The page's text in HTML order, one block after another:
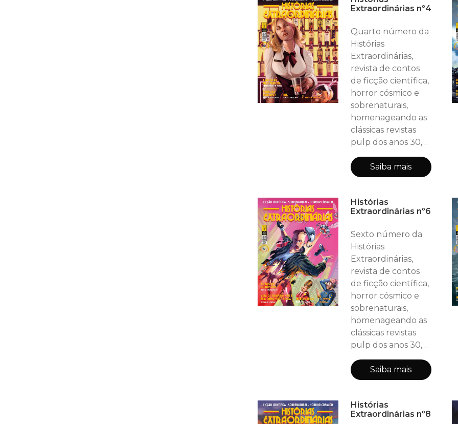
Expanse (série) -
Roberto Rios
DEPARTAMENTO
DE CIÊNCIA: Eles,
Robôs - Marco
Lazzeri
ENTREVISTA:
GERSON LODI-
RIBEIRO - Escritor
Contos:
XENOPSICÓLOGOS
NA FAS
Extraordinárias nº4
Quarto número da
Histórias
Extraordinárias,
revista de contos
de ficção científica,
horror cósmico e
sobrenaturais,
homenageando as
clássicas revistas
pulp dos anos 30,
40 e 50! Neste
número (44
páginas, incluindo
RECOMENDA: A
Anomalia (livro) -
Roberto Rios
DEPARTAMENTO
DE CIÊNCIA: Em
algum lugar do
passado - Marco
Lazzeri
ENTREVISTA: JOSÉ
ROBERTO DE
VASCONCELOS
COSTA - Presidente
d
Saiba mais
Histórias
Extraordinárias nº6
Sexto número da
Histórias
Extraordinárias,
revista de contos
de ficção científica,
horror cósmico e
sobrenaturais,
homenageando as
clássicas revistas
pulp dos anos 30,
40 e 50! Neste
número (48
páginas, incluindo
RECOMENDA: Kurt
Vonnegut -
Saiba mais
Histórias
Extraordinárias nº8